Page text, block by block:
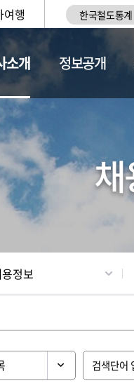
여행 한국철도통계
소개 정보공개
정보